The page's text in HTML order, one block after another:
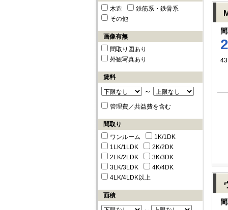
木造
鉄筋系・鉄骨系
その他
画像有無
間取り図あり
外観写真あり
賃料
～
管理費／共益費を含む
間取り
ワンルーム
1K/1DK
1LK/1LDK
2K/2DK
2LK/2LDK
3K/3DK
3LK/3LDK
4K/4DK
4LK/4LDK以上
面積